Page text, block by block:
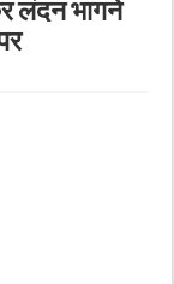
लंदन भागने